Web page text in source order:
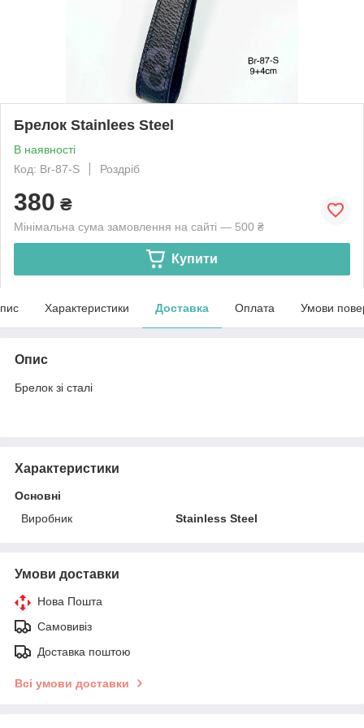
Брелок Stainlees Steel
В наявності
Код: Br-87-S
Роздріб
380 ₴
Мінімальна сума замовлення на сайті — 500 ₴
Купити
Характеристики Доставка Оплата Умови
Опис
Брелок зі сталі
Характеристики
Основні
Виробник
Stainless Steel
Умови доставки
Нова Пошта
Самовивіз
Доставка поштою
Всі умови доставки